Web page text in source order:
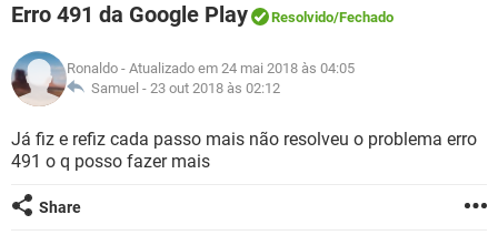
INSTAGRAM GMAIL
GUIA DE COMPRAS
INSTAGRAM GMAIL
GUIA DE COMPRAS
JOGOS WHATSAPP
CELULAR
OUTLOOK EXCEL
INSTAGRAM GMAIL
GUIA DE COMPRAS
JOGOS WHATSAPP
CELULAR
OUTLOOK EXCEL
GLOSSÁRIO
JOGOS WHATSAPP
CELULAR
OUTLOOK
Erro 491 da Google Play Resolvido/Fechado
Ronaldo - Atualizado em 24 mai 2018 às 04:05
Samuel - 23 out 2018 às 02:12
Já fiz e refiz cada passo mais não resolveu o problema erro
491 o q posso fazer mais
Share